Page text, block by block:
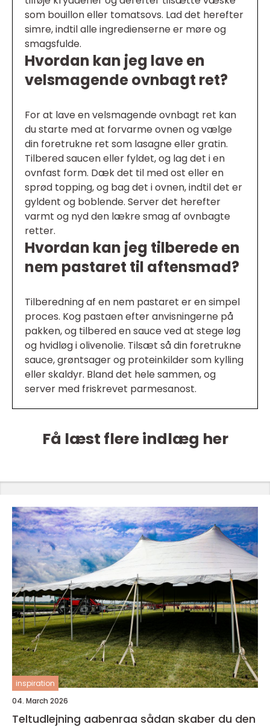
som bouillon eller tomatsovs. Lad det herefter
simre, indtil alle ingredienserne er møre og
smagsfulde.
Hvordan kan jeg lave en
velsmagende ovnbagt ret?
For at lave en velsmagende ovnbagt ret kan
du starte med at forvarme ovnen og vælge
din foretrukne ret som lasagne eller gratin.
Tilbered saucen eller fyldet, og lag det i en
ovnfast form. Dæk det til med ost eller en
sprød topping, og bag det i ovnen, indtil det er
gyldent og boblende. Server det herefter
varmt og nyd den lækre smag af ovnbagte
retter.
Hvordan kan jeg tilberede en
nem pastaret til aftensmad?
Tilberedning af en nem pastaret er en simpel
proces. Kog pastaen efter anvisningerne på
pakken, og tilbered en sauce ved at stege løg
og hvidløg i olivenolie. Tilsæt så din foretrukne
sauce, grøntsager og proteinkilder som kylling
eller skaldyr. Bland det hele sammen, og
server med friskrevet parmesanost.
Få læst flere indlæg her
inspiration
04. March 2026
Teltudlejning aabenraa sådan skaber du den